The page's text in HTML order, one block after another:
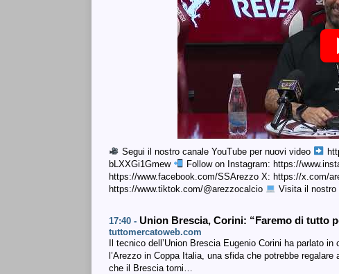
Segui il nostro canale YouTube per nuovi video
bLXXGi1Gmew
Follow on Instagram: https://
https://www.facebook.com/SSArezzo X: https://x.com/
https://www.tiktok.com/@arezzocalcio
Visita il
17:40 - Union Brescia, Corini: “Faremo di tutto
tuttomercatoweb.com
Il tecnico dell’Union Brescia Eugenio Corini ha parlato
l’Arezzo in Coppa Italia, una sfida che potrebbe
che il Brescia torni…